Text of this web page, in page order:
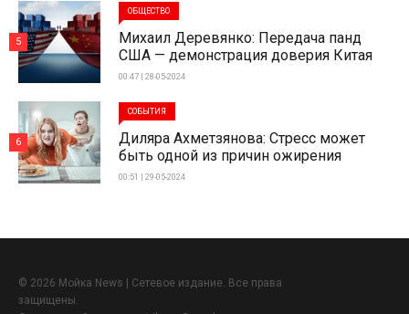
ОБЩЕСТВО
Михаил Деревянко: Передача панд
США — демонстрация доверия Китая
00:47 | 28-05-2024
5
СОБЫТИЯ
Диляра Ахметзянова: Стресс может
быть одной из причин ожирения
00:51 | 29-05-2024
6
© 2026 Мойка News | Сетевое издание. Все права
защищены.